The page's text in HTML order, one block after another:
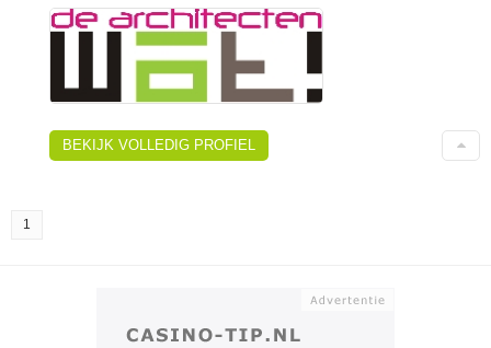
BEKIJK VOLLEDIG PROFIEL
1